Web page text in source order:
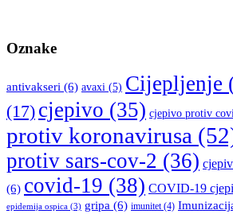
Oznake
antivakseri (6) avaxi (5) Cijepljenje
(17) cjepivo (35) cjepivo protiv
protiv koronavirusa
protiv sars-cov-2 (36)
(6) covid-19 (38) COVID-19
epidemija ospica (3) gripa (6) imunitet(4)